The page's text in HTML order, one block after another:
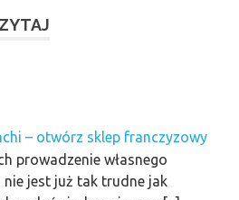
– otwórz sklep franczyzowy
prowadzenie własnego
jest już tak trudne jak